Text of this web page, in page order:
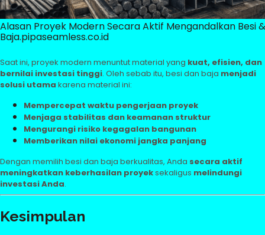
Alasan Proyek Modern Secara Aktif Mengandalkan Besi &
Baja.pipaseamless.co.id
Saat ini, proyek modern menuntut material yang kuat, efisien, dan
bernilai investasi tinggi. Oleh sebab itu, besi dan baja menjadi
solusi utama karena material ini:
Mempercepat waktu pengerjaan proyek
Menjaga stabilitas dan keamanan struktur
Mengurangi risiko kegagalan bangunan
Memberikan nilai ekonomi jangka panjang
Dengan memilih besi dan baja berkualitas, Anda secara aktif
meningkatkan keberhasilan proyeksekaligus melindungi
investasi Anda.
Kesimpulan